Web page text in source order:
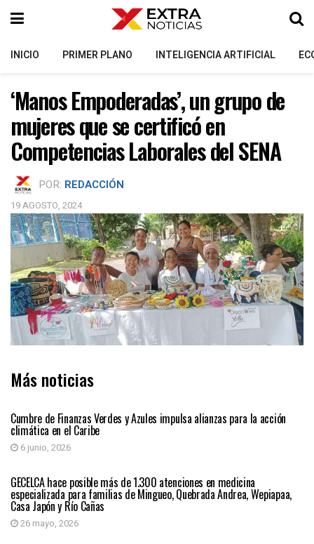
INICIO PRIMER PLANO INTELIGENCIA ARTIFICIAL
‘Manos Empoderadas’, un grupo de
mujeres que se certificó en
Competencias Laborales del SENA
POR: REDACCIÓN
19 AGOSTO, 2024
Más noticias
Cumbre de Finanzas Verdes y Azules impulsa alianzas para la acción
climática en el Caribe
6 junio, 2026
REGIÓN CARIBE
GECELCA hace posible más de 1.300 atenciones en medicina
especializada para familias de Mingueo, Quebrada Andrea, Wepiapaa,
Casa Japón y Río Cañas
26 mayo, 2026